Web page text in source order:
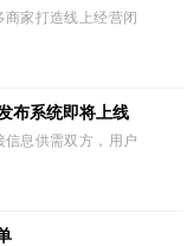
家打造线上经营闭
布系统即将上线
息供需双方，用户